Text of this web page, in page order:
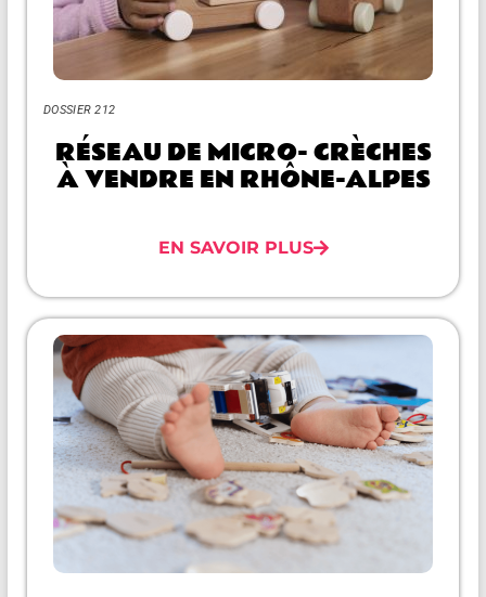
DOSSIER 212
RÉSEAU DE MICRO- CRÈCHES
À VENDRE EN RHÔNE-ALPES
EN SAVOIR PLUS